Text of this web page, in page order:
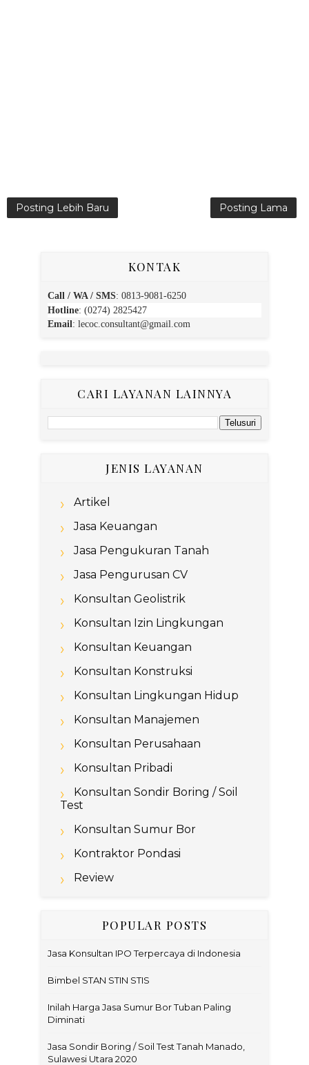
Posting Lebih Baru Posting Lama
KONTAK
Call / WA / SMS: 0813-9081-6250
Hotline: (0274) 2825427
Email: lecoc.consultant@gmail.com
CARI LAYANAN LAINNYA
JENIS LAYANAN
Artikel
Jasa Keuangan
Jasa Pengukuran Tanah
Jasa Pengurusan CV
Konsultan Geolistrik
Konsultan Izin Lingkungan
Konsultan Keuangan
Konsultan Konstruksi
Konsultan Lingkungan Hidup
Konsultan Manajemen
Konsultan Perusahaan
Konsultan Pribadi
Konsultan Sondir Boring / Soil
Test
Konsultan Sumur Bor
Kontraktor Pondasi
Review
POPULAR POSTS
Jasa Konsultan IPO Terpercaya di Indonesia
Bimbel STAN STIN STIS
Inilah Harga Jasa Sumur Bor Tuban Paling
Diminati
Jasa Sondir Boring / Soil Test Tanah Manado,
Sulawesi Utara 2020